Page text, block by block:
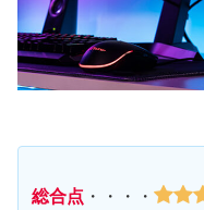
総合点 ・・・・